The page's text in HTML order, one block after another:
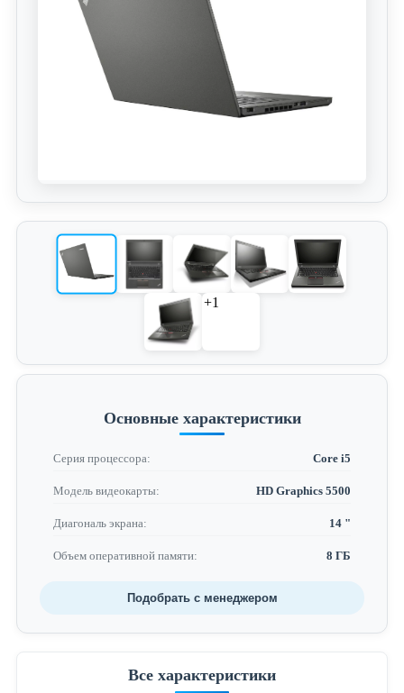
+1
Основные характеристики
Серия процессора: Core i5
Модель видеокарты: HD Graphics 5500
Диагональ экрана: 14 "
Объем оперативной памяти: 8 ГБ
Подобрать с менеджером
Все характеристики